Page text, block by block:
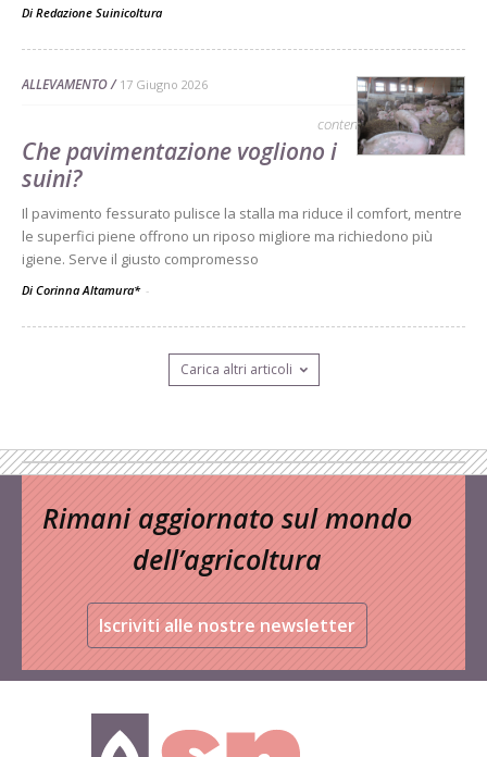
Di Redazione Suinicoltura
ALLEVAMENTO 17 Giugno 2026
contenuto sponsorizzato
Che pavimentazione vogliono i
suini?
Il pavimento fessurato pulisce la stalla ma riduce il comfort, mentre
le superfici piene offrono un riposo migliore ma richiedono più
igiene. Serve il giusto compromesso
Di Corinna Altamura* -
Carica altri articoli
Rimani aggiornato sul mondo
dell’agricoltura
Iscriviti alle nostre newsletter